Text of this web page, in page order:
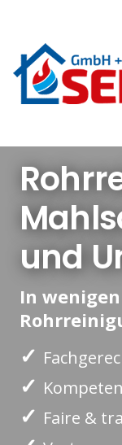
und
In
✓
✓
✓ Faire &